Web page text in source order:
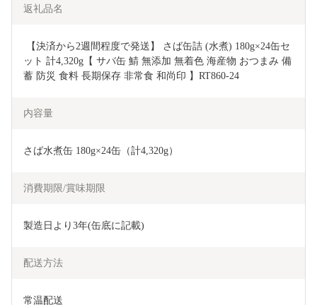
返礼品名
ット 計4,320g【 サバ缶 鯖 無添加 無着色 海産物 おつまみ 備
蓄 防災 食料 長期保存 非常食 和尚印 】RT860-24
内容量
さば水煮缶 180g×24缶（計4,320g）
消費期限/賞味期限
製造日より3年(缶底に記載)
配送方法
常温配送